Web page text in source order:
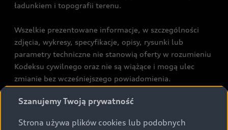
ładunkiem i topografii terenu.
Wszelkie prezentowane informacje, w szczególności
zdjęcia, wykresy, specyfikacje, opisy, rysunki lub
parametry techniczne nie stanowią oferty w rozumieniu
Kodeksu cywilnego oraz nie są wiążące i mogą ulec
zmianie bez wcześniejszego powiadomienia.
rozumieniu art. 5561§2 Kodeksu cywilnego oraz art.
Szanujemy Twoją prywatność
Strona używa plików cookies lub podobnych